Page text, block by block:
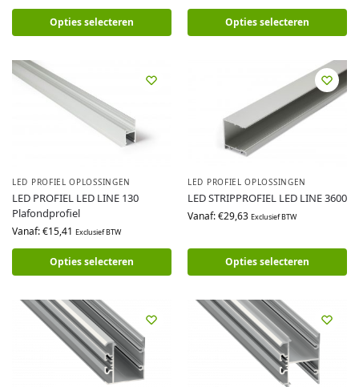
Opties selecteren Opties selecteren
LED PROFIEL OPLOSSINGEN
LED PROFIEL LED LINE 130
Plafondprofiel
Vanaf:€15,41 Exclusief BTW
Opties selecteren
LED PROFIEL OPLOSSINGEN
LED STRIPPROFIEL LED LINE 3600
Vanaf:€29,63 Exclusief BTW
Opties selecteren